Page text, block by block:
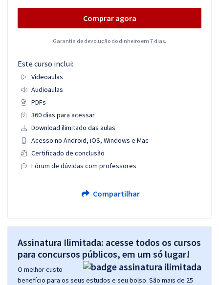
Comprar agora
Garantia de devolução do dinheiro em 7 dias.
Este curso inclui:
Videoaulas
Audioaulas
PDFs
360 dias para acessar
Download ilimitado das aulas
Acesso no Android, iOS, Windows e Mac
Certificado de conclusão
Fórum de dúvidas com professores
Compartilhar
Assinatura Ilimitada: acesse todos os cursos
para concursos públicos, em um só lugar!
O melhor custo
benefício para os seus estudos e seu bolso. São mais de 25